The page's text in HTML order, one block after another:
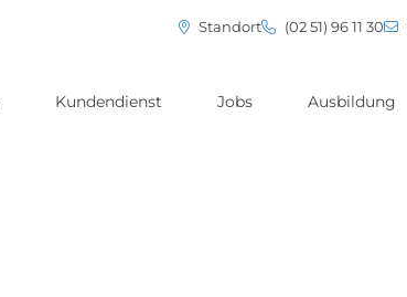
Standort (02 51) 96 11 30
Kundendienst Jobs Ausbildung